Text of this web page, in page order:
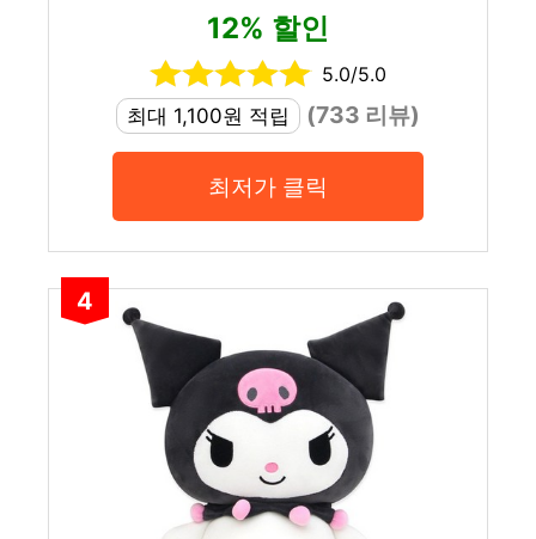
12% 할인
5.0/5.0
최대 1,100원 적립
(733 리뷰)
최저가 클릭
4